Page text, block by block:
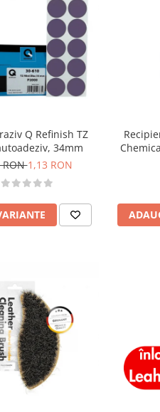
Q Refinish TZ
34mm
RON1,13 RON